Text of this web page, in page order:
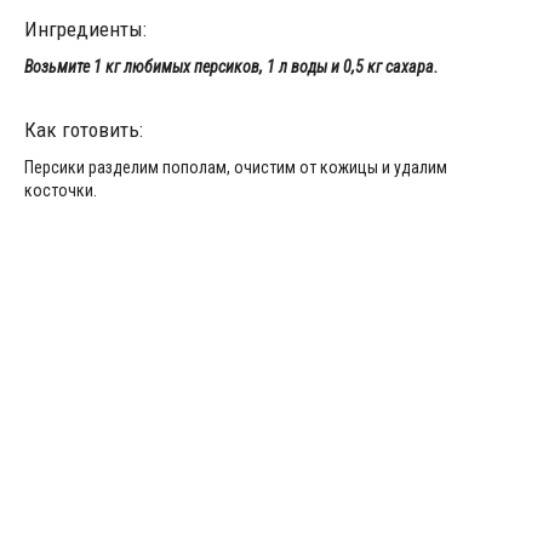
Ингредиенты:
Возьмите 1 кг любимых персиков, 1 л воды и 0,5 кг сахара.
Как готовить:
Персики разделим пополам, очистим от кожицы и удалим
косточки.